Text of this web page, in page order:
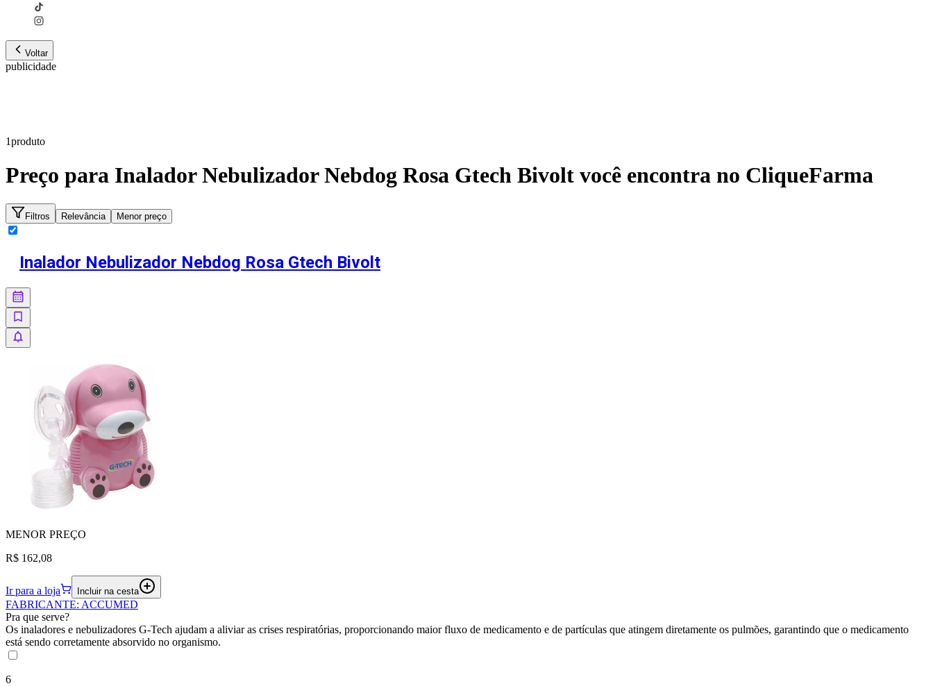
Voltar
publicidade
1produto
Preço para Inalador Nebulizador Nebdog Rosa Gtech Bivolt você encontra no CliqueFarma
Filtros Relevância Menor preço
Inalador Nebulizador Nebdog Rosa Gtech Bivolt
MENOR PREÇO
R$ 162,08
Ir para a loja Incluir na cesta
FABRICANTE: ACCUMED
Pra que serve?
Os inaladores e nebulizadores G-Tech ajudam a aliviar as crises respiratórias, proporcionando maior fluxo de medicamento e de partículas que atingem diretamente os pulmões, garantindo que o medicamento
está sendo corretamente absorvido no organismo.
6